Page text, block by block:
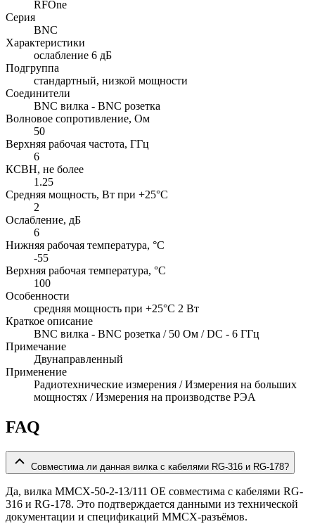
RFOne
Серия
BNC
Характеристики
ослабление 6 дБ
Подгруппа
стандартный, низкой мощности
Соединители
BNC вилка - BNC розетка
Волновое сопротивление, Ом
50
Верхняя рабочая частота, ГГц
6
КСВН, не более
1.25
Средняя мощность, Вт при +25°C
2
Ослабление, дБ
6
Нижняя рабочая температура, °C
-55
Верхняя рабочая температура, °C
100
Особенности
cредняя мощность при +25°C 2 Вт
Краткое описание
BNC вилка - BNC розетка / 50 Ом / DC - 6 ГГц
Примечание
Двунаправленный
Применение
Радиотехнические измерения / Измерения на больших
мощностях / Измерения на производстве РЭА
FAQ
Совместима ли данная вилка с кабелями RG-316 и RG-178?
Да, вилка MMCX-50-2-13/111 OE совместима с кабелями RG-
316 и RG-178. Это подтверждается данными из технической
документации и спецификаций MMCX-разъёмов.